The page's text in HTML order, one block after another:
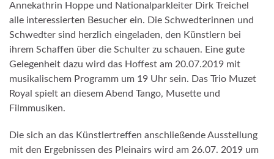
Annekathrin Hoppe und Nationalparkleiter Dirk Treichel
alle interessierten Besucher ein. Die Schwedterinnen und
Schwedter sind herzlich eingeladen, den Künstlern bei
ihrem Schaffen über die Schulter zu schauen. Eine gute
Gelegenheit dazu wird das Hoffest am 20.07.2019 mit
musikalischem Programm um 19 Uhr sein. Das Trio Muzet
Royal spielt an diesem Abend Tango, Musette und
Filmmusiken.
Die sich an das Künstlertreffen anschließende Ausstellung
mit den Ergebnissen des Pleinairs wird am 26.07. 2019 um